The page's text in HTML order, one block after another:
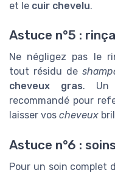
et le cuir chevelu.
Astuce n°5 :
Ne négligez pas le
tout résidu de
cheveux gras. Un
recommandé pour
laisser vos cheveux
Astuce n°6 :
Pour un soin complet